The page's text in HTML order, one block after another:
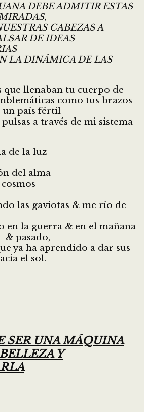
DEBE ADMITIR ESTAS
CABEZAS A
DE IDEAS
LA DINÁMICA DE LAS
que llenaban tu cuerpo de
como tus brazos
un país fértil
a través de mi sistema
de la luz
del alma
& me río de
& en el mañana
pasado,
ya ha aprendido a dar sus
el sol.
SER UNA MÁQUINA
Y